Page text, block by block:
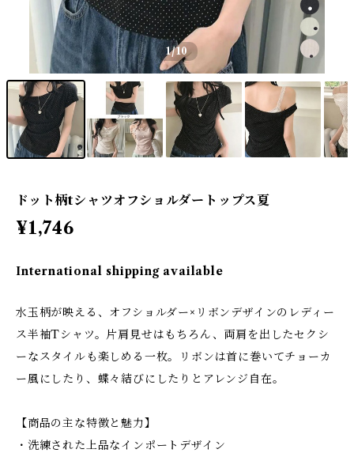
1/10
ドット柄tシャツオフショルダートップス夏
¥1,746
International shipping available
水玉柄が映える、オフショルダー×リボンデザインのレディー
ス半袖Tシャツ。片肩見せはもちろん、両肩を出したセクシ
ーなスタイルも楽しめる一枚。リボンは首に巻いてチョーカ
ー風にしたり、蝶々結びにしたりとアレンジ自在。
【商品の主な特徴と魅力】
・洗練された上品なインポートデザイン